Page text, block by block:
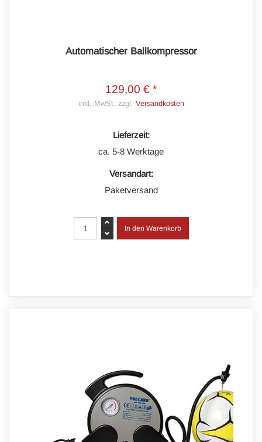
Automatischer Ballkompressor
129,00 € *
inkl. MwSt. zzgl. Versandkosten
Lieferzeit:
ca. 5-8 Werktage
Versandart:
Paketversand